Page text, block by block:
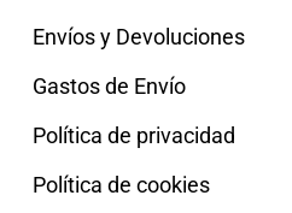
Envíos y Devoluciones
Gastos de Envío
Política de privacidad
Política de cookies